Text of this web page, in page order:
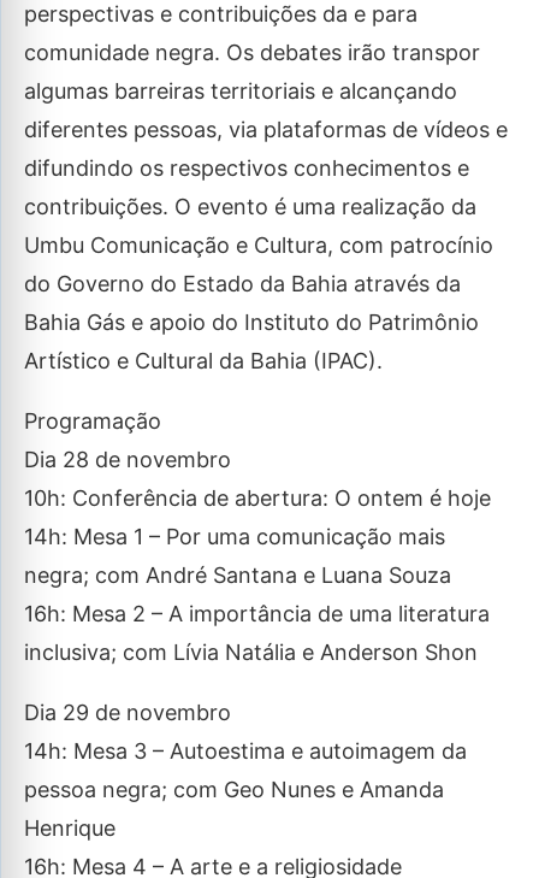
perspectivas e contribuições da e para
comunidade negra. Os debates irão transpor
algumas barreiras territoriais e alcançando
diferentes pessoas, via plataformas de vídeos e
difundindo os respectivos conhecimentos e
contribuições. O evento é uma realização da
Umbu Comunicação e Cultura, com patrocínio
do Governo do Estado da Bahia através da
Bahia Gás e apoio do Instituto do Patrimônio
Artístico e Cultural da Bahia (IPAC).
Programação
Dia 28 de novembro
10h: Conferência de abertura: O ontem é hoje
14h: Mesa 1 – Por uma comunicação mais
negra; com André Santana e Luana Souza
16h: Mesa 2 – A importância de uma literatura
inclusiva; com Lívia Natália e Anderson Shon
Dia 29 de novembro
14h: Mesa 3 – Autoestima e autoimagem da
pessoa negra; com Geo Nunes e Amanda
Henrique
16h: Mesa 4 – A arte e a religiosidade